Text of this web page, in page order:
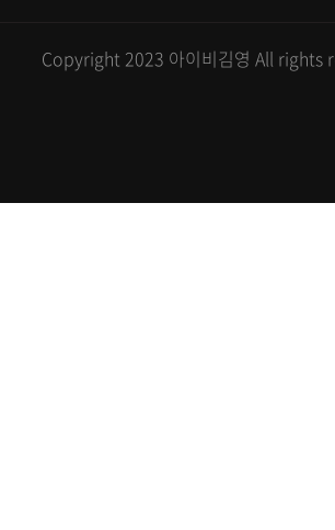
Copyright 2023 아이비김영 All rights